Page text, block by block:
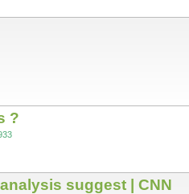
?
suggest | CNN